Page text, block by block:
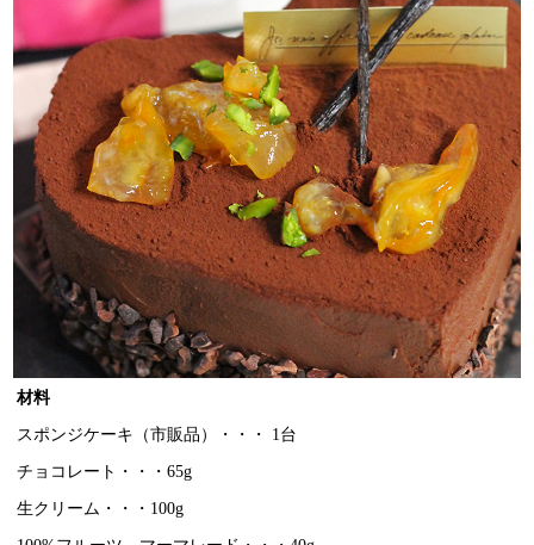
材料
スポンジケーキ（市販品）・・・ 1台
チョコレート・・・65g
生クリーム・・・100g